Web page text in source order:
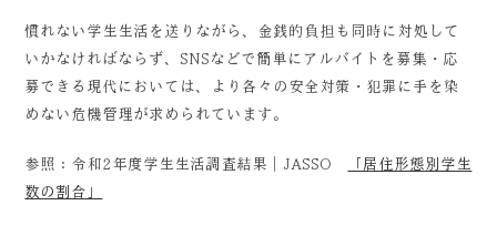
慣れない学生生活を送りながら、金銭的負担も同時に対処して
いかなければならず、SNSなどで簡単にアルバイトを募集・応
募できる現代においては、より各々の安全対策・犯罪に手を染
めない危機管理が求められています。
参照：令和2年度学生生活調査結果｜JASSO
「居住形態別学生
数の割合」